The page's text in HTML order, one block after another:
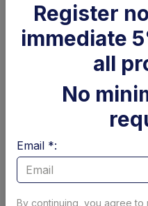
Stelo Ø 35 x
Dhollandia
Register
immediate
all
No
Email *:
By continuing, you agree